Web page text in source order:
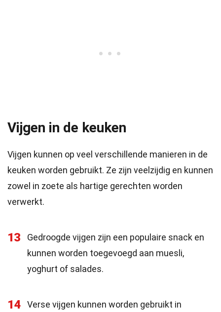
Vijgen in de keuken
Vijgen kunnen op veel verschillende manieren in de
keuken worden gebruikt. Ze zijn veelzijdig en kunnen
zowel in zoete als hartige gerechten worden
verwerkt.
13
Gedroogde vijgen zijn een populaire snack en
kunnen worden toegevoegd aan muesli,
yoghurt of salades.
14
Verse vijgen kunnen worden gebruikt in